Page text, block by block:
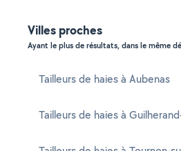
Villes proches
Ayant le plus de résultats, dans le même
Tailleurs de haies à Aubenas
Tailleurs de haies à